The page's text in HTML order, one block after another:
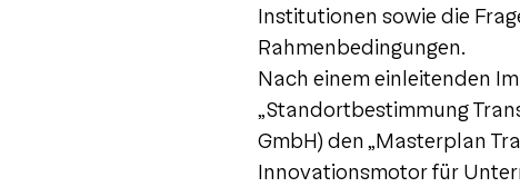
Institutionen sowie die
Rahmenbedingungen.
Nach einem einleitenden
„Standortbestimmung
GmbH) den „Masterplan
Innovationsmotor für